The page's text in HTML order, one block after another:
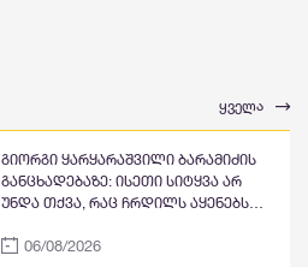
ყველა
გიორგი ყარყარაშვილი ბარამიძის
განცხადებაზე: ისეთი სიტყვა არ
უნდა თქვა, რაც ჩრდილს აყენებს
მებრძოლებს და ქართველ ხალხს
06/08/2026